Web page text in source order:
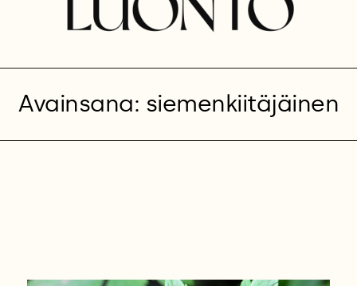
Avainsana: siemenkiitäjäinen